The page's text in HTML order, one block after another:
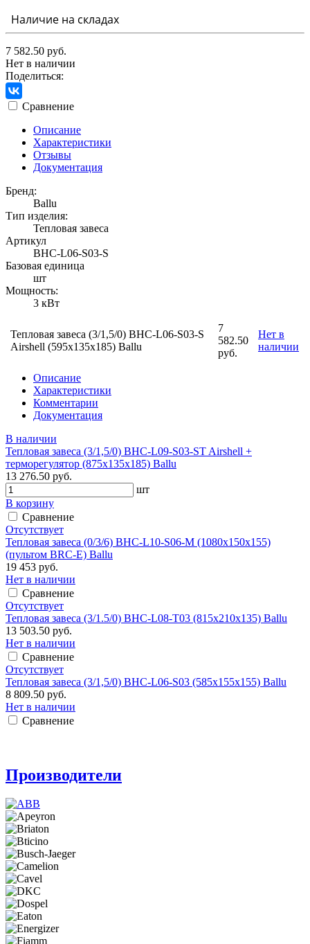
Наличие на складах
7 582.50 руб.
Нет в наличии
Поделиться:
Сравнение
Описание
Характеристики
Отзывы
Документация
Бренд:
Ballu
Тип изделия:
Тепловая завеса
Артикул
BHC-L06-S03-S
Базовая единица
шт
Мощность:
3 кВт
Тепловая завеса (3/1,5/0) BHC-L06-S03-S
Airshell (595х135х185) Ballu
7
582.50
руб.
Нет в
наличии
Описание
Характеристики
Комментарии
Документация
В наличии
Тепловая завеса (3/1,5/0) BHC-L09-S03-ST Airshell +
терморегулятор (875х135х185) Ballu
13 276.50 руб.
шт
В корзину
Сравнение
Отсутствует
Тепловая завеса (0/3/6) BHC-L10-S06-М (1080х150х155)
(пультом BRC-E) Ballu
19 453 руб.
Нет в наличии
Сравнение
Отсутствует
Тепловая завеса (3/1.5/0) BHC-L08-T03 (815х210х135) Ballu
13 503.50 руб.
Нет в наличии
Сравнение
Отсутствует
Тепловая завеса (3/1,5/0) BHC-L06-S03 (585х155х155) Ballu
8 809.50 руб.
Нет в наличии
Сравнение
Производители